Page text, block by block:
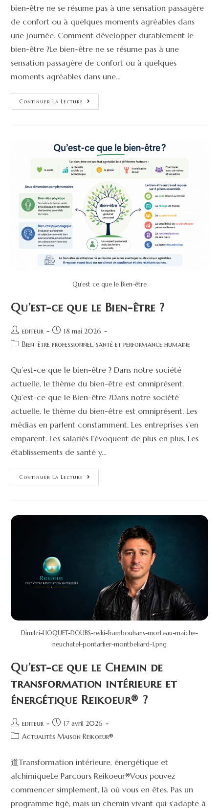
bien-être ne se résume pas à une sensation passagère
de confort ou à quelques moments agréables dans
une journée. Comment développer durablement le
bien-être ?Le bien-être ne se résume pas à une
sensation passagère de confort ou à quelques
moments agréables dans une…
Continuer La Lecture
Qu'est ce que le Bien-être
Qu’est-ce que le Bien-être ?
editeur
18 mai 2026
Bien-être professionnel, santé et performance humaine
Qu’est-ce que le bien-être ? Dans notre société
actuelle, le thème du bien-être est omniprésent.
Qu’est-ce que le Bien-être ?Dans notre société
actuelle, le thème du bien-être est omniprésent. Les
médias en parlent constamment. Les entreprises s’en
emparent. Les salariés l’évoquent de plus en plus. Les
établissements de santé y…
Continuer La Lecture
Dimitri-HOQUET-DOUBS-reiki-frambouhans-morteau-maiche-
neuchatel-pontarlier-montbeliard-1.png
Qu’est-ce que le Chemin de
transformation intérieure et
énergétique Reikoeur® ?
editeur
17 avril 2026
Actualités Maison Reikoeur®
道Transformation intérieure, énergétique et
alchimiqueLe Parcours Reikoeur®Vous pouvez
commencer simplement, là où vous en êtes. Pas un
programme figé, mais un chemin vivant qui s'adapte à